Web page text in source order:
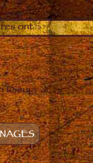
ont
Dieu a